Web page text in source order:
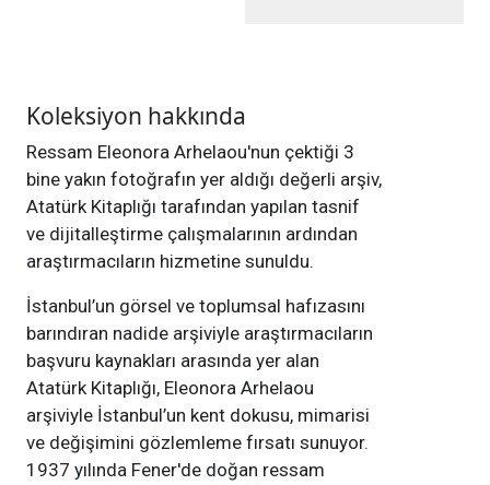
Koleksiyon hakkında
Ressam Eleonora Arhelaou'nun çektiği 3
bine yakın fotoğrafın yer aldığı değerli arşiv,
Atatürk Kitaplığı tarafından yapılan tasnif
ve dijitalleştirme çalışmalarının ardından
araştırmacıların hizmetine sunuldu.
İstanbul’un görsel ve toplumsal hafızasını
barındıran nadide arşiviyle araştırmacıların
başvuru kaynakları arasında yer alan
Atatürk Kitaplığı, Eleonora Arhelaou
arşiviyle İstanbul’un kent dokusu, mimarisi
ve değişimini gözlemleme fırsatı sunuyor.
1937 yılında Fener'de doğan ressam